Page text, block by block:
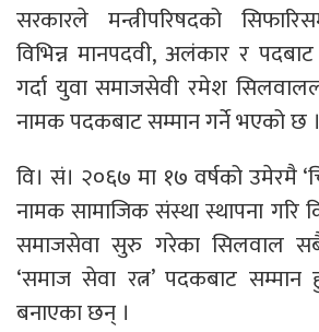
सरकारले मन्त्रीपरिषदको
विभिन्न मानपदवी, अलंकार र
गर्दा युवा समाजसेवी रमेश
नामक पदकबाट सम्मान गर्ने भएको छ ।
वि। सं। २०६७ मा १७ वर्षको उमेरमै
नामक सामाजिक संस्था स्थापना गरि
समाजसेवा सुरु गरेका सिलवाल
‘समाज सेवा रत्न’ पदकबाट सम्मान
बनाएका छन् ।